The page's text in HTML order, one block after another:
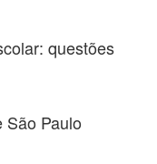
questões
São Paulo